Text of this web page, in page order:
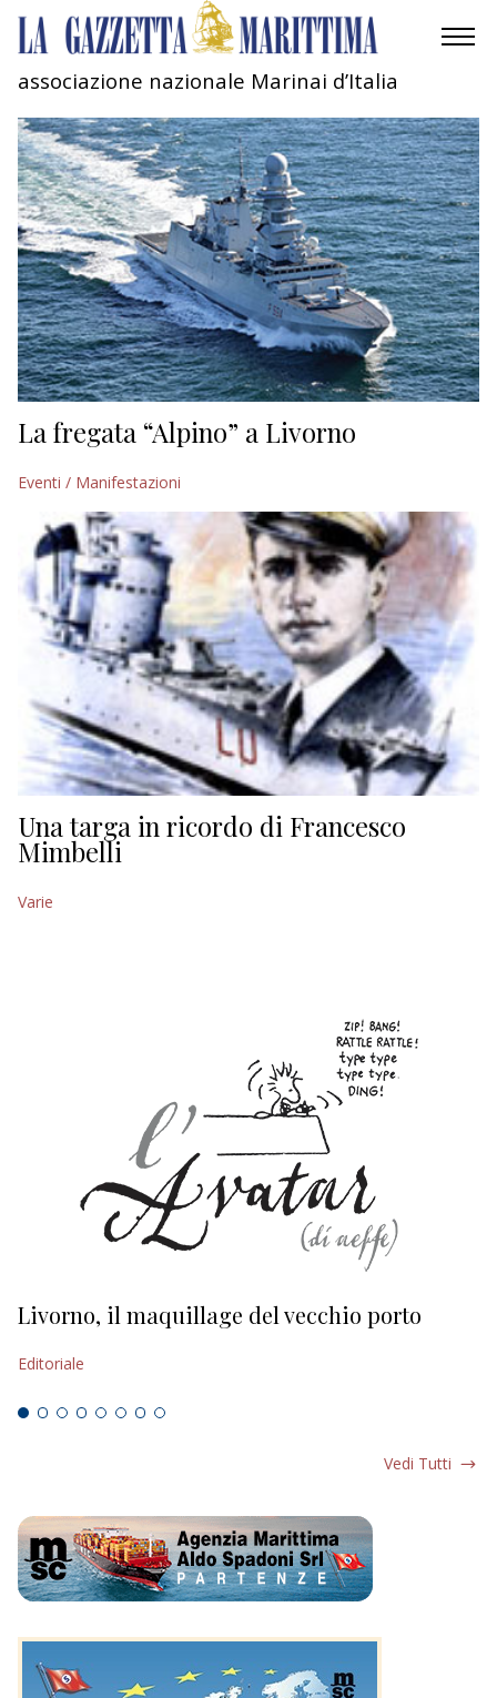
MOBILITÀ
INDUSTRIA
RICERCA
ECONOMIA
TURISMO
CULTURA
NAUTICA
EDITORIALI
associazione nazionale Marinai d’Italia
La fregata “Alpino” a Livorno
Eventi / Manifestazioni
Una targa in ricordo di Francesco
Mimbelli
Varie
Livorno, il maquillage del vecchio porto
Editoriale
Vedi Tutti